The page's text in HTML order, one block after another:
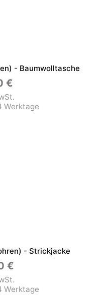
- Baumwolltasche
€
Werktage
- Strickjacke
€
Werktage